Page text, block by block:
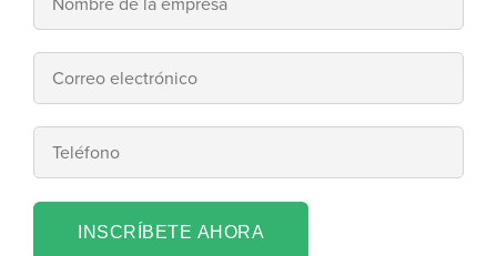
INSCRÍBETE AHORA